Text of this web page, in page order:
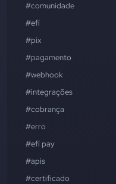
#comunidade
#efí
#pix
#pagamento
#webhook
#integrações
#cobrança
#erro
#efí pay
#apis
#certificado